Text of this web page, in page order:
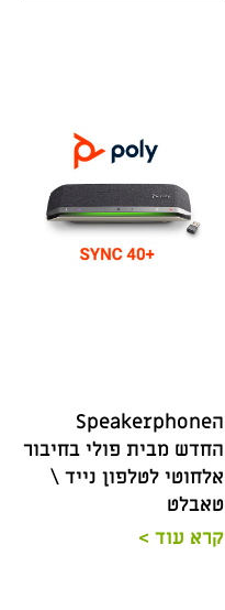
הSpeakerphone
החדש מבית פולי בחיבור
אלחוטי לטלפון נייד \
טאבלט
קרא עוד >